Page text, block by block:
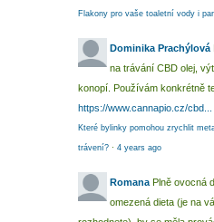
Flakony pro vaše toaletní vody i
Dominika Prachýlová
na trávání CBD olej,
konopí. Používám konkrétně
https://www.cannapio.cz/cbd...
Které bylinky pomohou zrychlit
trávení? · 4 years ago
Romana Plně ovocná
omezená dieta (je na